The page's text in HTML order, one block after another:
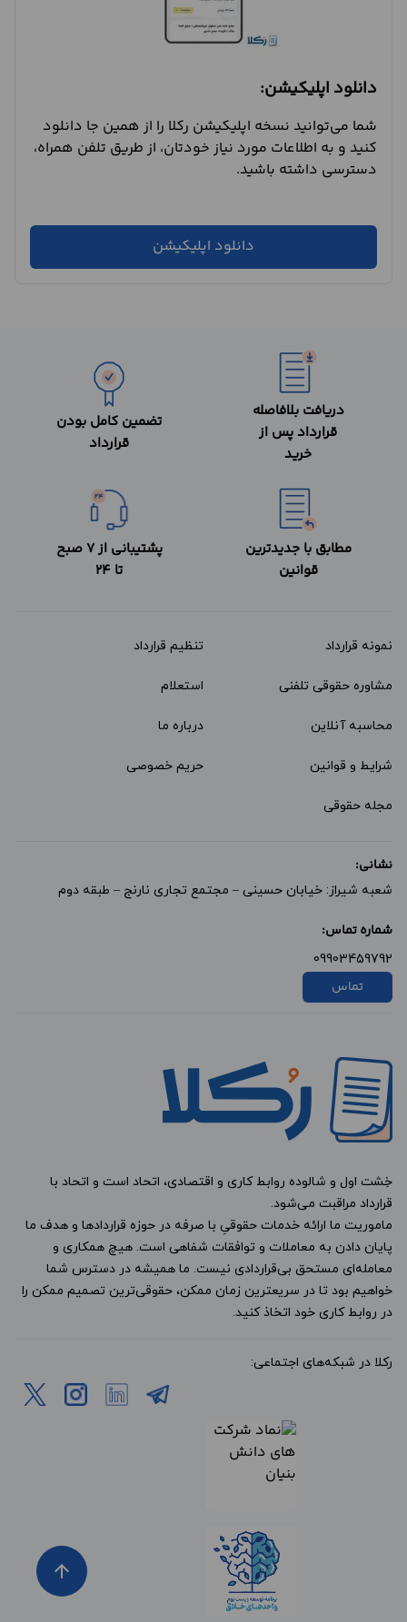
دانلود اپلیکیشن:
شما می‌توانید نسخه اپلیکیشن رکلا را از همین جا دانلود
کنید و به اطلاعات مورد نیاز خودتان، از طریق تلفن همراه،
دسترسی داشته باشید.
دانلود اپلیکیشن
دریافت بلافاصله
قرارداد پس از
خرید
تضمین کامل بودن
قرارداد
مطابق با جدیدترین
قوانین
پشتیبانی از 7 صبح
تا 24
نمونه قرارداد‌ تنظیم قرارداد
مشاوره حقوقی تلفنی استعلام
محاسبه آنلاین درباره ما
شرایط و قوانین حریم خصوصی
مجله حقوقی
نشانی:
شعبه شیراز: خیابان حسینی – مجتمع تجاری نارنج – طبقه دوم
شماره تماس:
09903459792
تماس
خِشت اول و شالوده روابط کاری و اقتصادی، اتحاد است و اتحاد با
قرارداد مراقبت می‌شود.
ماموریت ما ارائه خدمات حقوقیِ با صرفه در حوزه قراردادها و هدف ما
پایان دادن به معاملات و توافقات شفاهی است. هیچ همکاری و
معامله‌ای مستحق بی‌قراردادی نیست. ما همیشه در دسترس شما
خواهیم بود تا در سریعترین زمان ممکن، حقوقی‌ترین تصمیم ممکن را
در روابط کاری خود اتخاذ کنید.
رکلا در شبکه‌های اجتماعی:
arrow_upward